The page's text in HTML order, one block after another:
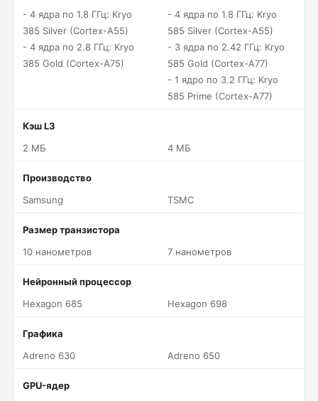
- 4 ядра по 1.8 ГГц: Kryo
385 Silver (Cortex-A55)
- 4 ядра по 2.8 ГГц: Kryo
385 Gold (Cortex-A75)
- 4 ядра по 1.8 ГГц: Kryo
585 Silver (Cortex-A55)
- 3 ядра по 2.42 ГГц: Kryo
585 Gold (Cortex-A77)
- 1 ядро по 3.2 ГГц: Kryo
585 Prime (Cortex-A77)
Кэш L3
2 МБ
4 МБ
Производство
Samsung
TSMC
Размер транзистора
10 нанометров
7 нанометров
Нейронный процессор
Hexagon 685
Hexagon 698
Графика
Adreno 630
Adreno 650
GPU-ядер